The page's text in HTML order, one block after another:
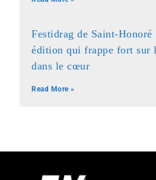
Festidrag de Saint-
édition qui frappe fort sur
dans le cœur
Read More »